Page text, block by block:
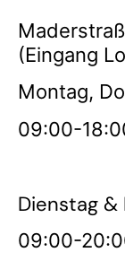
(Eingang
Montag,
09:00-
Dienstag
09:00-